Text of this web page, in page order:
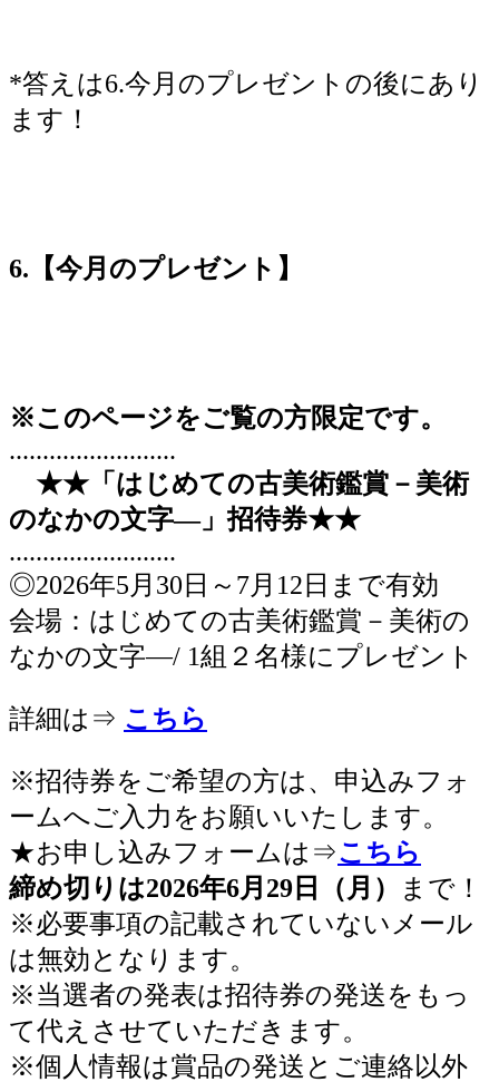
*答えは6.今月のプレゼントの後にあり
ます！
6.【今月のプレゼント】
※このページをご覧の方限定です。
.........................
★★「はじめての古美術鑑賞－美術
のなかの文字―」招待券★★
.........................
◎2026年5月30日～7月12日まで有効
会場：はじめての古美術鑑賞－美術の
なかの文字―/ 1組２名様にプレゼント
詳細は⇒ こちら
※招待券をご希望の方は、申込みフォ
ームへご入力をお願いいたします。
★お申し込みフォームは⇒こちら
締め切りは2026年6月29日（月）
まで！
※必要事項の記載されていないメール
は無効となります。
※当選者の発表は招待券の発送をもっ
て代えさせていただきます。
※個人情報は賞品の発送とご連絡以外